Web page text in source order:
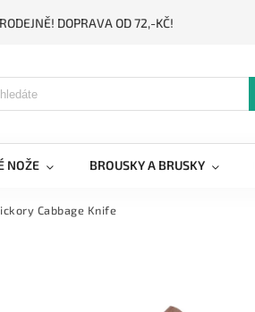
DOPRAVA OD 72,-KČ!
NOŽE BROUSKY A BRUSKY
Cabbage Knife